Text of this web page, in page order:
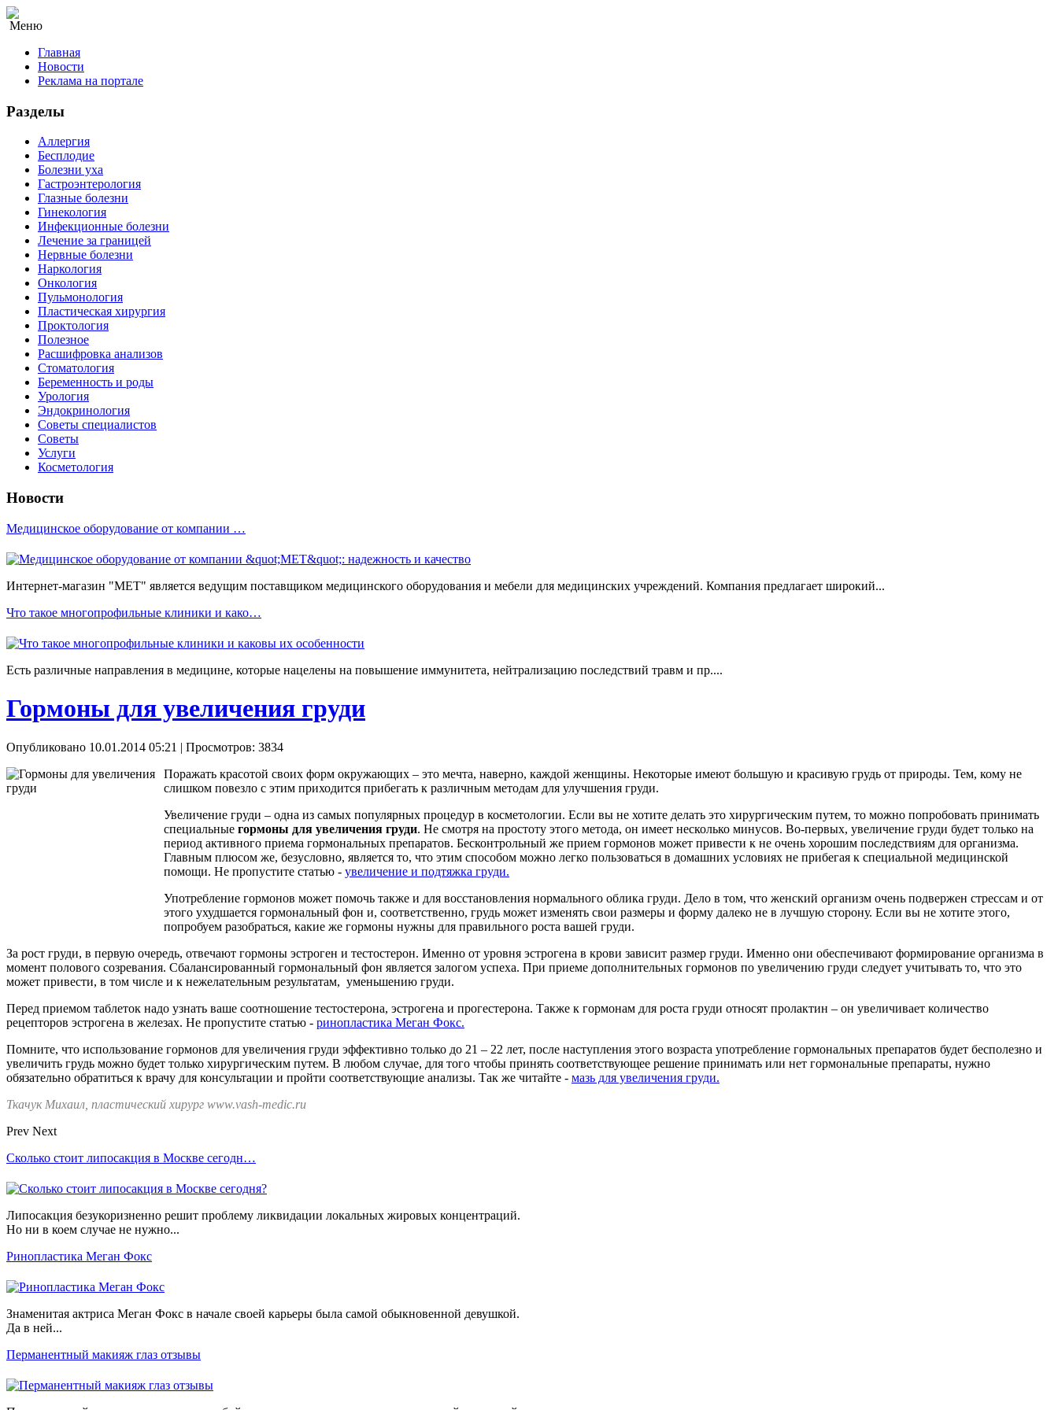
Меню
Главная
Новости
Реклама на портале
Разделы
Аллергия
Бесплодие
Болезни уха
Гастроэнтерология
Глазные болезни
Гинекология
Инфекционные болезни
Лечение за границей
Нервные болезни
Наркология
Онкология
Пульмонология
Пластическая хирургия
Проктология
Полезное
Расшифровка анализов
Стоматология
Беременность и роды
Урология
Эндокринология
Советы специалистов
Советы
Услуги
Косметология
Новости
Медицинское оборудование от компании …
Интернет-магазин "МЕТ" является ведущим поставщиком медицинского оборудования и мебели для медицинских учреждений. Компания предлагает широкий...
Что такое многопрофильные клиники и како…
Есть различные направления в медицине, которые нацелены на повышение иммунитета, нейтрализацию последствий травм и пр....
Гормоны для увеличения груди
Опубликовано 10.01.2014 05:21 | Просмотров: 3834
Поражать красотой своих форм окружающих – это мечта, наверно, каждой женщины. Некоторые имеют большую и красивую грудь от природы. Тем, кому не
слишком повезло с этим приходится прибегать к различным методам для улучшения груди.
Увеличение груди – одна из самых популярных процедур в косметологии. Если вы не хотите делать это хирургическим путем, то можно попробовать принимать
специальные гормоны для увеличения груди. Не смотря на простоту этого метода, он имеет несколько минусов. Во-первых, увеличение груди будет только на
период активного приема гормональных препаратов. Бесконтрольный же прием гормонов может привести к не очень хорошим последствиям для организма.
Главным плюсом же, безусловно, является то, что этим способом можно легко пользоваться в домашних условиях не прибегая к специальной медицинской
помощи. Не пропустите статью - увеличение и подтяжка груди.
Употребление гормонов может помочь также и для восстановления нормального облика груди. Дело в том, что женский организм очень подвержен стрессам и от
этого ухудшается гормональный фон и, соответственно, грудь может изменять свои размеры и форму далеко не в лучшую сторону. Если вы не хотите этого,
попробуем разобраться, какие же гормоны нужны для правильного роста вашей груди.
За рост груди, в первую очередь, отвечают гормоны эстроген и тестостерон. Именно от уровня эстрогена в крови зависит размер груди. Именно они обеспечивают формирование организма в
момент полового созревания. Сбалансированный гормональный фон является залогом успеха. При приеме дополнительных гормонов по увеличению груди следует учитывать то, что это
может привести, в том числе и к нежелательным результатам, уменьшению груди.
Перед приемом таблеток надо узнать ваше соотношение тестостерона, эстрогена и прогестерона. Также к гормонам для роста груди относят пролактин – он увеличивает количество
рецепторов эстрогена в железах. Не пропустите статью - ринопластика Меган Фокс.
Помните, что использование гормонов для увеличения груди эффективно только до 21 – 22 лет, после наступления этого возраста употребление гормональных препаратов будет бесполезно и
увеличить грудь можно будет только хирургическим путем. В любом случае, для того чтобы принять соответствующее решение принимать или нет гормональные препараты, нужно
обязательно обратиться к врачу для консультации и пройти соответствующие анализы. Так же читайте - мазь для увеличения груди.
Ткачук Михаил, пластический хирург www.vash-medic.ru
Prev Next
Сколько стоит липосакция в Москве сегодн…
Липосакция безукоризненно решит проблему ликвидации локальных жировых концентраций.
Но ни в коем случае не нужно...
Ринопластика Меган Фокс
Знаменитая актриса Меган Фокс в начале своей карьеры была самой обыкновенной девушкой.
Да в ней...
Перманентный макияж глаз отзывы